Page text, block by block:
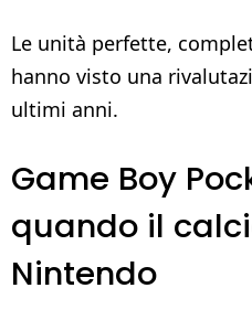
Le unità perfette,
hanno visto una
ultimi anni.
Game Boy
quando il
Nintendo